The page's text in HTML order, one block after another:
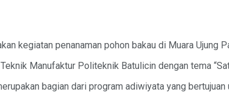
kegiatan penanaman pohon bakau di Muara Ujung
Manufaktur Politeknik Batulicin dengan tema
bagian dari program adiwiyata yang